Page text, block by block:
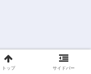
トップ サイドバー